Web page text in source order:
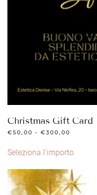
Christmas Gift Card
€50,00 - €300,00
DA
A
€300,00
Seleziona l'importo